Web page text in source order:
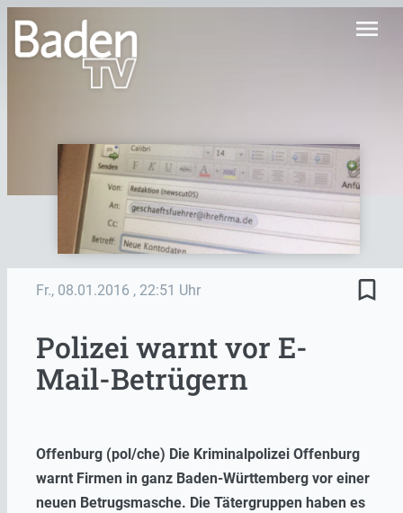
menu
Fr., 08.01.2016 , 22:51 Uhr bookmark_border
Polizei warnt vor E-
Mail-Betrügern
Offenburg (pol/che) Die Kriminalpolizei Offenburg
warnt Firmen in ganz Baden-Württemberg vor einer
neuen Betrugsmasche. Die Tätergruppen haben es